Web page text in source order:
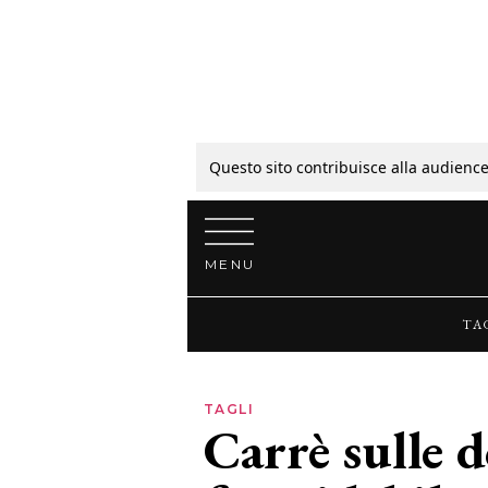
Questo sito contribuisce alla
Vai al contenuto
MENU
TAGLI
Carrè sulle